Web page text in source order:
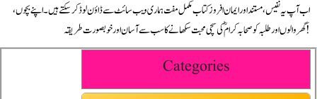
اب آپ یہ نفیس، مستند اور ایمان افروز کتاب مکمل مفت ہماری ویب سائٹ سے ڈاؤن لوڈ کر سکتے ہیں۔ اپنے بچوں،
گھر والوں اور طلبہ کو صحابہ کرامؓ کی سچی محبت سکھانے کا سب سے آسان اور خوبصورت طریقہ!
Categories